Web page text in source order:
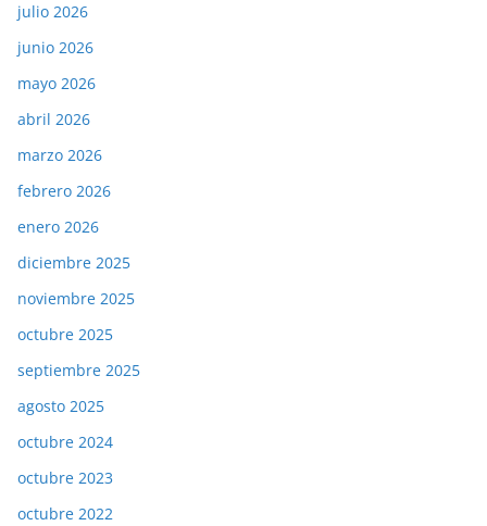
julio 2026
junio 2026
mayo 2026
abril 2026
marzo 2026
febrero 2026
enero 2026
diciembre 2025
noviembre 2025
octubre 2025
septiembre 2025
agosto 2025
octubre 2024
octubre 2023
octubre 2022